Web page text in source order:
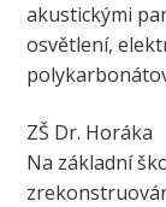
akustickými
osvětlení,
ZŠ Dr. Horáka
Na základní